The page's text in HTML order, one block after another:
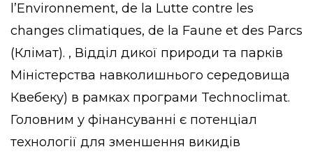
l’Environnement, de la Lutte contre les
changes climatiques, de la Faune et des Parcs
(Клімат). , Відділ дикої природи та парків
Міністерства навколишнього середовища
Квебеку) в рамках програми Technoclimat.
Головним у фінансуванні є потенціал
технології для зменшення викидів